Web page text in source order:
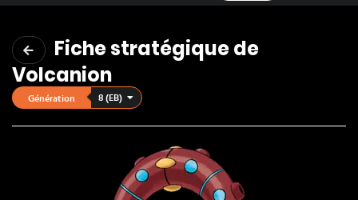
Fiche stratégique de
Volcanion
Génération 8 (EB)